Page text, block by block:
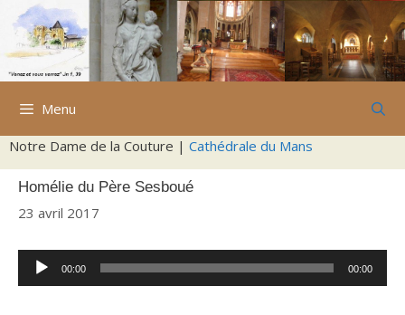
Aller
contenu
Menu
Notre Dame de la Couture | Cathédrale du Mans
Homélie du Père Sesboué
23 avril 2017
Lecteur
audio
00:00 00:00